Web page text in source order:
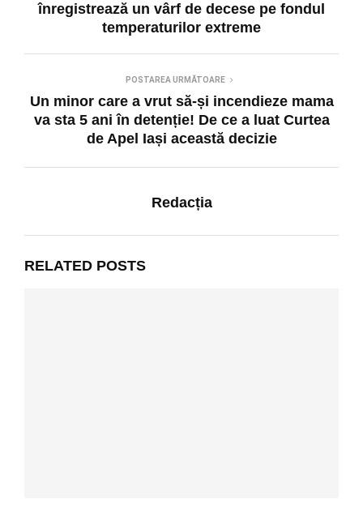
înregistrează un vârf de decese pe fondul
temperaturilor extreme
POSTAREA URMĂTOARE
Un minor care a vrut să-și incendieze mama
va sta 5 ani în detenție! De ce a luat Curtea
de Apel Iași această decizie
Redacția
RELATED POSTS